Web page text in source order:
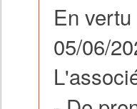
En
05/06/